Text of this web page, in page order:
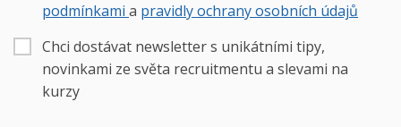
podmínkami a pravidly ochrany osobních údajů
Chci dostávat newsletter s unikátními tipy,
novinkami ze světa recruitmentu a slevami na
kurzy